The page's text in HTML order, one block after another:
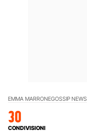
EMMA MARRONEGOSSIP NEWS
30
CONDIVISIONI